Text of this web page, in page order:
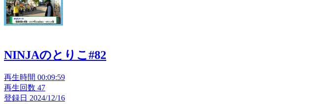
NINJAのとりこ#82
再生時間 00:09:59
再生回数 47
登録日 2024/12/16